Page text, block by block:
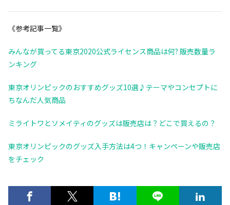
《参考記事一覧》
みんなが買ってる東京2020公式ライセンス商品は何? 販売数量ラ
ンキング
東京オリンピックのおすすめグッズ10選♪テーマやコンセプトに
ちなんだ人気商品
ミライトワとソメイティのグッズは販売店は？どこで買えるの？
東京オリンピックのグッズ入手方法は4つ！キャンペーンや販売店
をチェック